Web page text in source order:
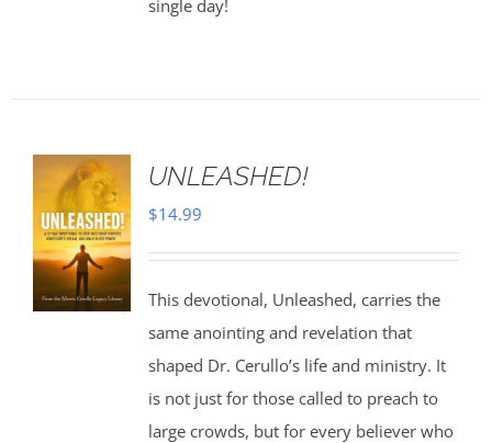
single day!
UNLEASHED!
$14.99
This devotional, Unleashed, carries the
same anointing and revelation that
shaped Dr. Cerullo’s life and ministry. It
is not just for those called to preach to
large crowds, but for every believer who